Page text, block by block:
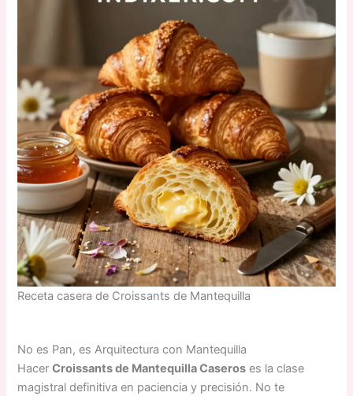
Receta casera de Croissants de Mantequilla
No es Pan, es Arquitectura con Mantequilla
HacerCroissants de Mantequilla Caseros es la clase
magistral definitiva en paciencia y precisión. No te